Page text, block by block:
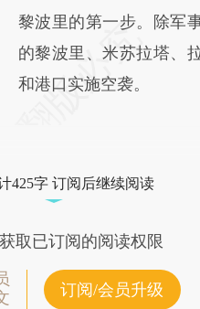
黎波里的第一步。除军
的黎波里、米苏拉塔、
和港口实施空袭。
425字 订阅后继续阅读
取已订阅的阅读权限
订阅/会员升级